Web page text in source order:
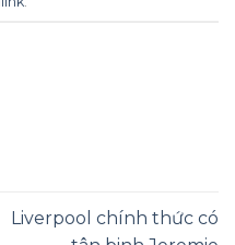
Liverpool chính thức có